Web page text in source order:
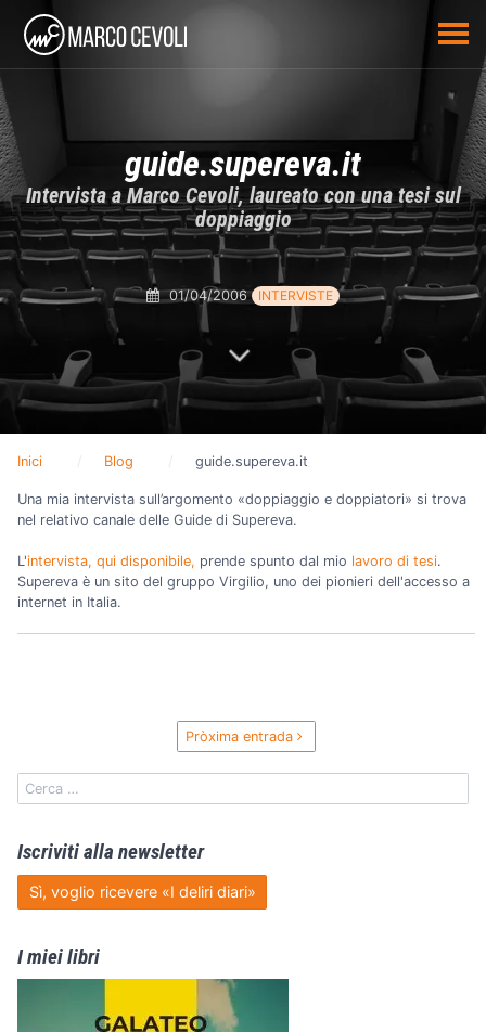
guide.supereva.it
Intervista a Marco Cevoli, laureato con una tesi sul
doppiaggio
01/04/2006 INTERVISTE
Inici Blog guide.supereva.it
Una mia intervista sull’argomento «doppiaggio e doppiatori» si trova
nel relativo canale delle Guide di Supereva.
L'intervista, qui disponibile, prende spunto dal mio lavoro di tesi.
Supereva è un sito del gruppo Virgilio, uno dei pionieri dell'accesso a
internet in Italia.
Pròxima entrada
Iscriviti alla newsletter
Sì, voglio ricevere «I deliri diari»
I miei libri